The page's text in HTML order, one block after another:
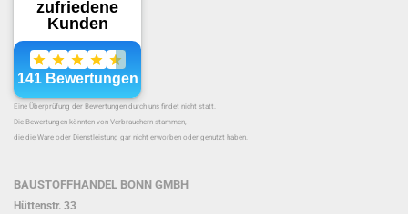
Eine Überprüfung der Bewertungen durch uns findet nicht statt.
Die Bewertungen könnten von Verbrauchern stammen,
die die Ware oder Dienstleistung gar nicht erworben oder genutzt haben.
BAUSTOFFHANDEL BONN GMBH
Hüttenstr. 33